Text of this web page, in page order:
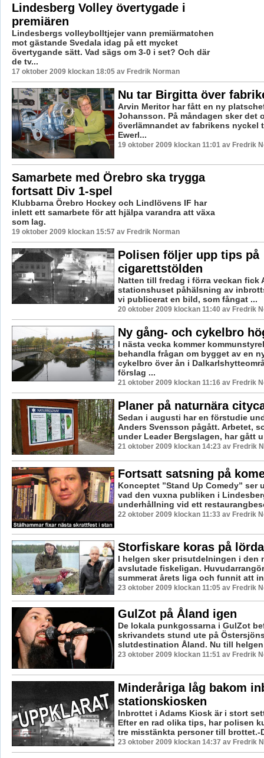
Lindesberg Volley övertygade i
premiären
Lindesbergs volleybolltjejer vann premiärmatchen
mot gästande Svedala idag på ett mycket
övertygande sätt. Vad sägs om 3-0 i set? Och där
de tv...
17 oktober 2009 klockan 18:05 av Fredrik Norman
Nu tar Birgitta över
Arvin Meritor har fått en ny
Johansson. På måndagen sker det
överlämnandet av fabrikens nyckel
Ewerl...
19 oktober 2009 klockan 11:01 av Fredrik
Samarbete med Örebro ska trygga
fortsatt Div 1-spel
Klubbarna Örebro Hockey och Lindlövens IF har
inlett ett samarbete för att hjälpa varandra att växa
som lag.
19 oktober 2009 klockan 15:57 av Fredrik Norman
Polisen följer upp tips på
cigarettstölden
Natten till fredag i förra veckan fick
stationshuset påhälsning av
vi publicerat en bild, som fångat ...
20 oktober 2009 klockan 11:40 av Fredrik
Ny gång- och cykelbro
I nästa vecka kommer
behandla frågan om bygget av en
cykelbro över ån i
förslag ...
21 oktober 2009 klockan 11:16 av Fredrik
Planer på naturnära
Sedan i augusti har en förstudie
Anders Svensson pågått. Arbetet,
under Leader Bergslagen, har gått
21 oktober 2009 klockan 14:23 av Fredrik
Fortsatt satsning på
Konceptet ”Stand Up Comedy” ser
vad den vuxna publiken i
underhållning vid ett
22 oktober 2009 klockan 11:33 av Fredrik
Storfiskare koras på
I helgen sker prisutdelningen i den
avslutade fiskeligan.
summerat årets liga och funnit att
23 oktober 2009 klockan 11:05 av Fredrik
GulZot på Åland igen
De lokala punkgossarna i GulZot
skrivandets stund ute på
slutdestination Åland. Nu till helgen
23 oktober 2009 klockan 11:51 av Fredrik
Minderåriga låg bakom
stationskiosken
Inbrottet i Adams Kiosk är i stort
Efter en rad olika tips, har polisen
tre misstänkta personer till brottet.-
23 oktober 2009 klockan 14:37 av Fredrik